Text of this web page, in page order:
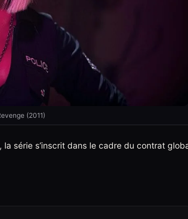
(2011)
, la série s’inscrit dans le cadre du contrat